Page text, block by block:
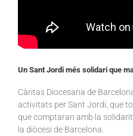
Un Sant Jordi més solidari que
Càritas Diocesana de
activitats per Sant Jordi, que
que comptaran amb la
la diòcesi de Barcelona.